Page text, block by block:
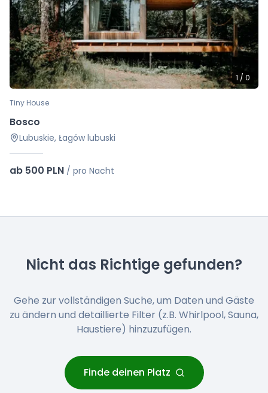
1 / 0
Tiny House
Bosco
Lubuskie, Łagów lubuski
ab 500 PLN / pro Nacht
Nicht das Richtige gefunden?
Gehe zur vollständigen Suche, um Daten und Gäste
zu ändern und detaillierte Filter (z.B. Whirlpool, Sauna,
Haustiere) hinzuzufügen.
Finde deinen Platz